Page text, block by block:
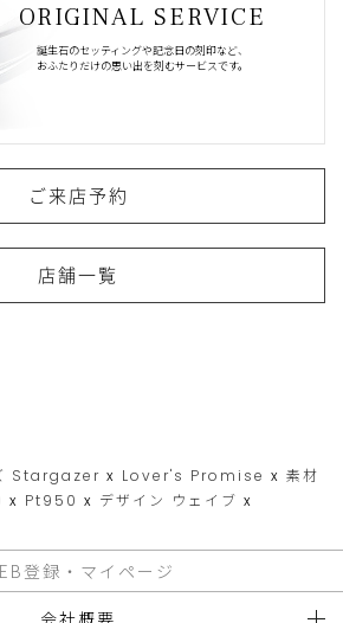
ORIGINAL SERVICE
誕生石のセッティングや記念日の刻印など、
おふたりだけの思い出を刻むサービスです。
ご来店予約
店舗一覧
Stargazer x Lover's Promise x 素材
x Pt950 x デザイン ウェイブ x
登録・マイページ